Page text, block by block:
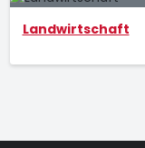
Landwirtschaft